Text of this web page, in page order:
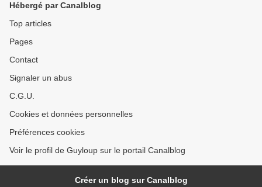
Hébergé par Canalblog
Top articles
Pages
Contact
Signaler un abus
C.G.U.
Cookies et données personnelles
Préférences cookies
Voir le profil de Guyloup sur le portail Canalblog
Créer un blog sur Canalblog